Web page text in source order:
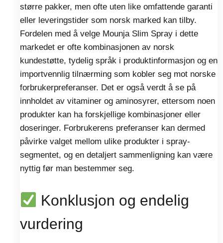
større pakker, men ofte uten like omfattende garanti
eller leveringstider som norsk marked kan tilby.
Fordelen med å velge Mounja Slim Spray i dette
markedet er ofte kombinasjonen av norsk
kundestøtte, tydelig språk i produktinformasjon og en
importvennlig tilnærming som kobler seg mot norske
forbrukerpreferanser. Det er også verdt å se på
innholdet av vitaminer og aminosyrer, ettersom noen
produkter kan ha forskjellige kombinasjoner eller
doseringer. Forbrukerens preferanser kan dermed
påvirke valget mellom ulike produkter i spray-
segmentet, og en detaljert sammenligning kan være
nyttig før man bestemmer seg.
Konklusjon og endelig
vurdering